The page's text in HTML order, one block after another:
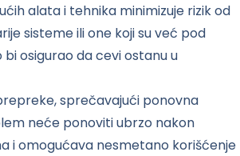
alata i tehnika minimizuje rizik od
sisteme ili one koji su već pod
osigurao da cevi ostanu u
sprečavajući ponovna
neće ponoviti ubrzo nakon
i omogućava nesmetano korišćenje